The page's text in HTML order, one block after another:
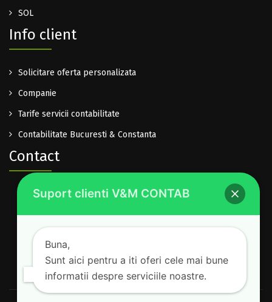
SOL
Info client
Solicitare oferta personalizata
Companie
Tarife servicii contabilitate
Contabilitate Bucuresti & Constanta
Contact
0722.614.940
office@vm-contab.ro
Lu-Vi: 08:30-16:00
Sam-Dum: inchis
Suport clienti V&M CONTAB
Buna,
Sunt aici pentru a iti oferi cele mai bune
informatii despre serviciile noastre.